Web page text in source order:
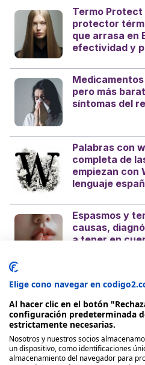
Termo Protect
protector
que arrasa en
efectividad y
pero más
síntomas del
Palabras con
completa de
empiezan con
lenguaje
Espasmos y
causas,
a tener en
Nosotros
Elige cono navegar en
Al hacer clic en el botón
configuración predeterminada
estrictamente necesarias.
Nosotros y nuestros socios
un dispositivo, como identificaciones
almacenamiento del navegador para